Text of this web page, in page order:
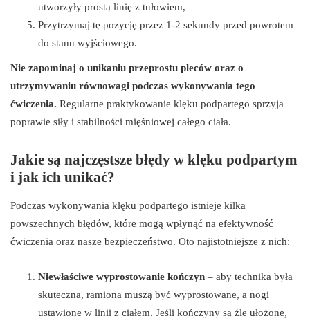
utworzyły prostą linię z tułowiem,
Przytrzymaj tę pozycję przez 1-2 sekundy przed powrotem
do stanu wyjściowego.
Nie zapominaj o unikaniu przeprostu pleców oraz o
utrzymywaniu równowagi podczas wykonywania tego
ćwiczenia. Regularne praktykowanie klęku podpartego sprzyja
poprawie siły i stabilności mięśniowej całego ciała.
Jakie są najczęstsze błędy w klęku podpartym
i jak ich unikać?
Podczas wykonywania klęku podpartego istnieje kilka
powszechnych błędów, które mogą wpłynąć na efektywność
ćwiczenia oraz nasze bezpieczeństwo. Oto najistotniejsze z nich:
Niewłaściwe wyprostowanie kończyn – aby technika była
skuteczna, ramiona muszą być wyprostowane, a nogi
ustawione w linii z ciałem. Jeśli kończyny są źle ułożone,